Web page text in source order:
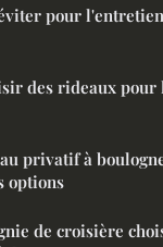
pour
des rideaux pour
privatif à
options
de croisière